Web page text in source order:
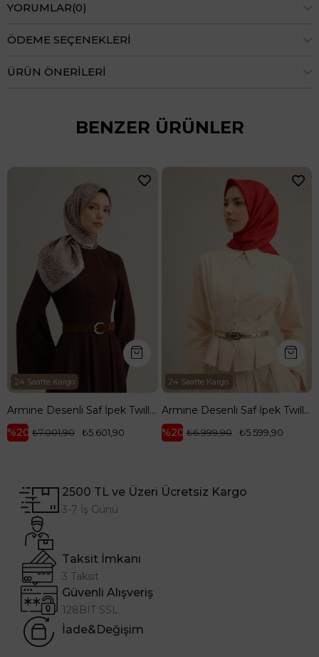
YORUMLAR(0)
ÖDEME SEÇENEKLERI
ÜRÜN ÖNERILERI
BENZER ÜRÜNLER
24 Saatte Kargo
Armine Desenli Saf İpek Twill Eşarp 9352--04
%20
₺5.601,90
₺7.001,90
24 Saatte Kargo
Armine Desenli Saf İpek Twill Eşarp 9348--85
%20
₺5.599,90
₺6.999,90
2500 TL ve Üzeri Ücretsiz Kargo
3-7 İş Günü
Taksit İmkanı
3 Taksit
Güvenli Alışveriş
128BIT SSL
İade&Değişim